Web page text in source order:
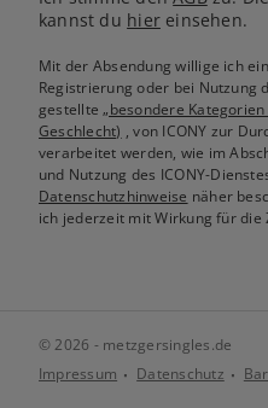
kannst du hiereinsehen.
Mit der Absendung willige ich
Registrierung oder bei Nutzung
gestellte„besondere
Geschlecht) , von ICONY zur
verarbeitet werden, wie im
und Nutzung des ICONY-
Datenschutzhinweise näher
ich jederzeit mit Wirkung für die
© 2026 - metzgersingles.de
Impressum
Datenschutz